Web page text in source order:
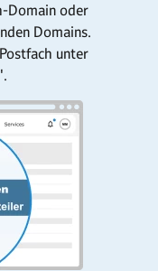
Domain oder
Domains.
unter